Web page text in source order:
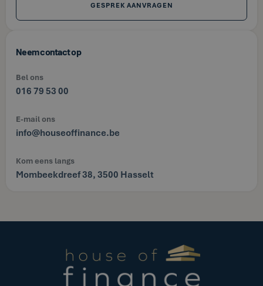
GESPREK AANVRAGEN
Neem contact op
Bel ons
016 79 53 00
E-mail ons
info@houseoffinance.be
Kom eens langs
Mombeekdreef 38, 3500 Hasselt